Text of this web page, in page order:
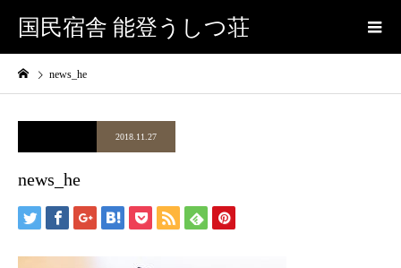
国民宿舎 能登うしつ荘
news_he
2018.11.27
news_he